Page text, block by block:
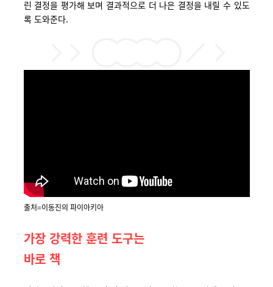
린 결정을 평가해 보며 결과적으로 더 나은 결정을 내릴 수 있도
록 도와준다.
출처=이동진의 파이아키아
가장 강력한 훈련 도구는
바로 책